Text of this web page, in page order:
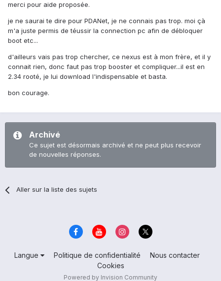
merci pour aide proposée.
je ne saurai te dire pour PDANet, je ne connais pas trop. moi çà
m'a juste permis de téussir la connection pc afin de débloquer
boot etc...
d'ailleurs vais pas trop chercher, ce nexus est à mon frère, et il y
connait rien, donc faut pas trop booster et compliquer...il est en
2.34 rooté, je lui download l'indispensable et basta.
bon courage.
Archivé
Ce sujet est désormais archivé et ne peut plus recevoir
de nouvelles réponses.
Aller sur la liste des sujets
Langue Politique de confidentialité
Nous contacter
Cookies
Powered by Invision Community